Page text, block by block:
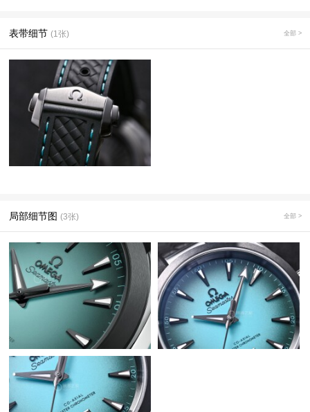
表带细节 (1张) 全部 >
局部细节图 (3张) 全部 >